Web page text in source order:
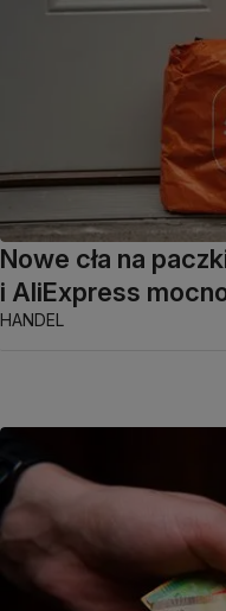
Nowe cła na
i AliExpress
HANDEL